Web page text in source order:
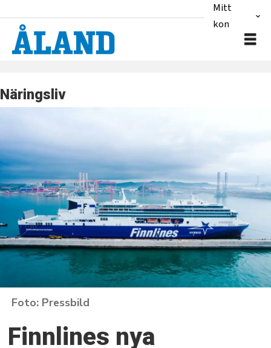
Mitt
konto
Näringsliv
Pressbild
Finnlines nya